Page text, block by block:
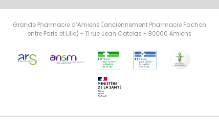
Grande Pharmacie d’Amiens (anciennement Pharmacie Fachon
entre Paris et Lille) - 11 rue Jean Catelas - 80000 Amiens